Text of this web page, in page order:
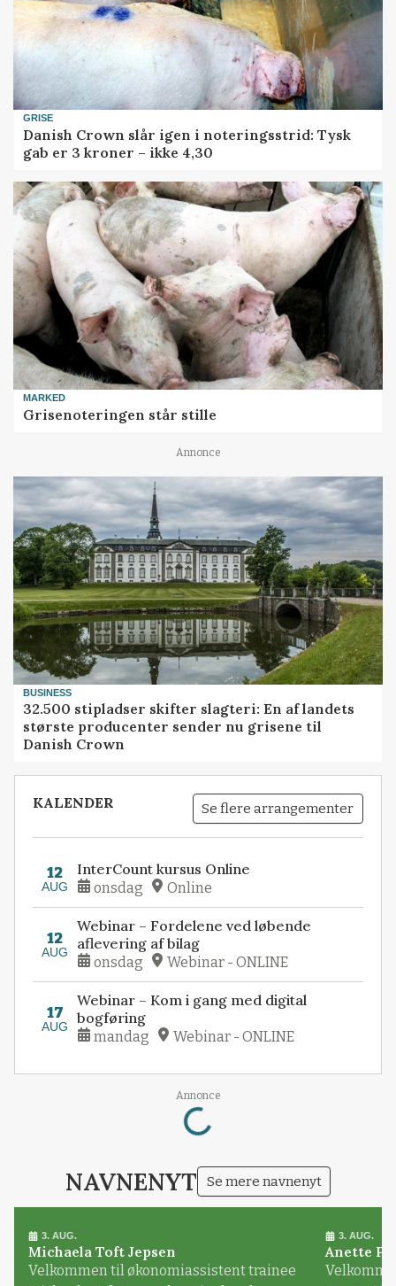
GRISE
Danish Crown slår igen i noteringsstrid: Tysk
gab er 3 kroner – ikke 4,30
MARKED
Grisenoteringen står stille
Annonce
BUSINESS
32.500 stipladser skifter slagteri: En af landets
største producenter sender nu grisene til
Danish Crown
KALENDER Se flere arrangementer
12
AUG
InterCount kursus Online
onsdag Online
12
AUG
Webinar – Fordelene ved løbende
aflevering af bilag
onsdag Webinar - ONLINE
17
AUG
Webinar – Kom i gang med digital
bogføring
mandag Webinar - ONLINE
Annonce
Loading...
NAVNENYT Se mere navnenyt
3. AUG.
Michaela Toft Jepsen
Velkommen til økonomiassistent trainee
3. AUG.
Anette